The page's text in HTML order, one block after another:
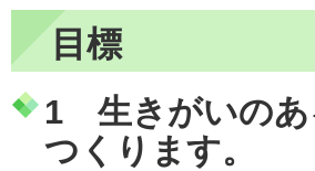
目標
1 生きがいのあ
つくります。